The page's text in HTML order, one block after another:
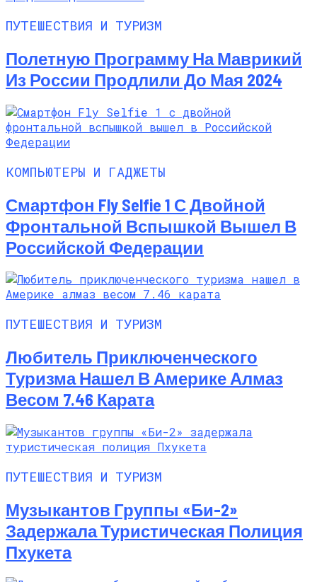
ПУТЕШЕСТВИЯ И ТУРИЗМ
Полетную Программу На Маврикий
Из России Продлили До Мая 2024
КОМПЬЮТЕРЫ И ГАДЖЕТЫ
Смартфон Fly Selfie 1 С Двойной
Фронтальной Вспышкой Вышел В
Российской Федерации
ПУТЕШЕСТВИЯ И ТУРИЗМ
Любитель Приключенческого
Туризма Нашел В Америке Алмаз
Весом 7.46 Карата
ПУТЕШЕСТВИЯ И ТУРИЗМ
Музыкантов Группы «Би-2»
Задержала Туристическая Полиция
Пхукета